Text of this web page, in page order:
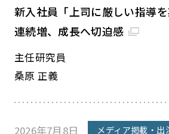
新入社員「上司に厳しい指導
連続増、成長へ切迫感
主任研究員
桑原 正義
2026年7月8日 メディア掲載・出